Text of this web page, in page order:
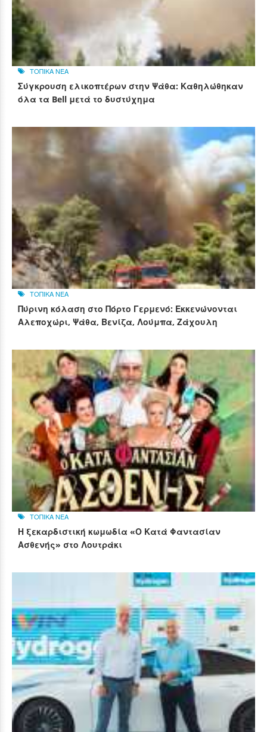
ΤΟΠΙΚΑ ΝΕΑ
Σύγκρουση ελικοπτέρων στην Ψάθα: Καθηλώθηκαν
όλα τα Bell μετά το δυστύχημα
ΤΟΠΙΚΑ ΝΕΑ
Πύρινη κόλαση στο Πόρτο Γερμενό: Εκκενώνονται
Αλεποχώρι, Ψάθα, Βενίζα, Λούμπα, Ζάχουλη
ΤΟΠΙΚΑ ΝΕΑ
Η ξεκαρδιστική κωμωδία «Ο Κατά Φαντασίαν
Ασθενής» στο Λουτράκι